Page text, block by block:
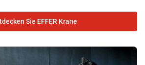
Sie EFFER Krane